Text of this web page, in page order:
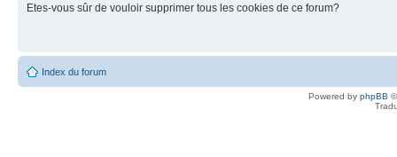
Etes-vous sûr de vouloir supprimer tous les cookies de ce forum?
Index du forum
Powered by phpBB